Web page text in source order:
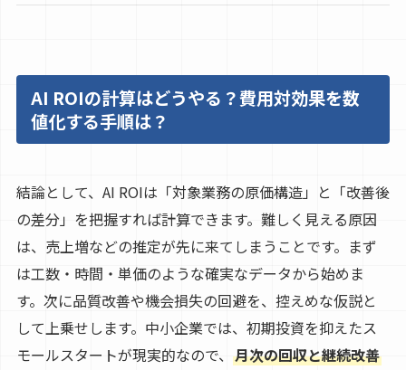
AI ROIの計算はどうやる？費用対効果を数
値化する手順は？
結論として、AI ROIは「対象業務の原価構造」と「改善後
の差分」を把握すれば計算できます。難しく見える原因
は、売上増などの推定が先に来てしまうことです。まず
は工数・時間・単価のような確実なデータから始めま
す。次に品質改善や機会損失の回避を、控えめな仮説と
して上乗せします。中小企業では、初期投資を抑えたス
モールスタートが現実的なので、 月次の回収と継続改善